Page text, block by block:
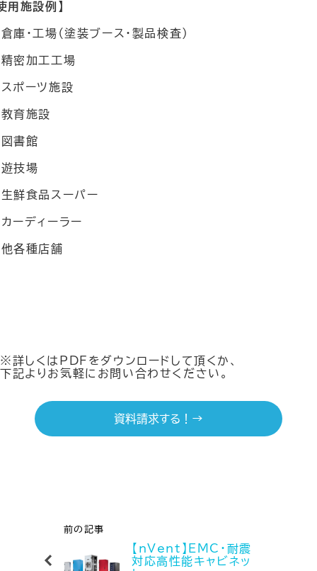
用施設例】
庫・工場（塗装ブース・製品検査）
密加工工場
ポーツ施設
育施設
書館
技場
鮮食品スーパー
ーディーラー
各種店舗
※詳しくはPDFをダウンロードして頂くか、
下記よりお気軽にお問い合わせください。
資料請求する！→
前の記事
【nVent】EMC・耐震
対応高性能キャビネッ